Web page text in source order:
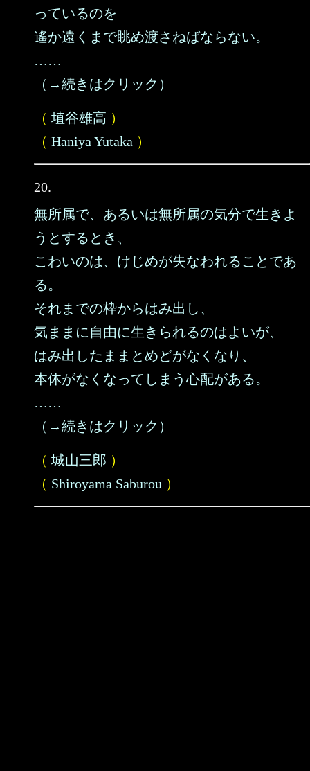
っているのを
遙か遠くまで眺め渡さねばならない。
……
（→続きはクリック）
（ 埴谷雄高 ）
（ Haniya Yutaka ）
20.
無所属で、あるいは無所属の気分で生きよ
うとするとき、
こわいのは、けじめが失なわれることであ
る。
それまでの枠からはみ出し、
気ままに自由に生きられるのはよいが、
はみ出したままとめどがなくなり、
本体がなくなってしまう心配がある。
……
（→続きはクリック）
（ 城山三郎 ）
（ Shiroyama Saburou ）